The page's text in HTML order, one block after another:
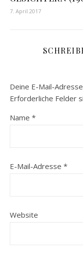
7. April 2017
Deine E-Mail-
Erforderliche Felder
Name *
E-Mail-Adresse *
Website